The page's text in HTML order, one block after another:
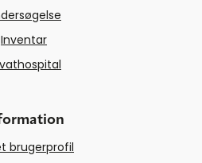
Inventar
brugerprofil